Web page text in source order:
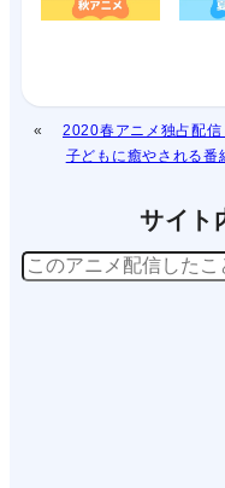
2020春アニメ独占配信
子どもに癒やされる
サイト
検